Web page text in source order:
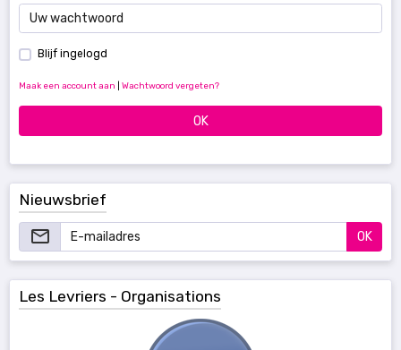
Blijf ingelogd
Maak een account aan Wachtwoord vergeten?
OK
Nieuwsbrief
OK
Les Levriers - Organisations